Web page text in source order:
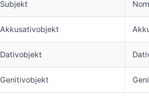
Subjekt
Akkusativobjekt
Dativobjekt
Genitivobjekt